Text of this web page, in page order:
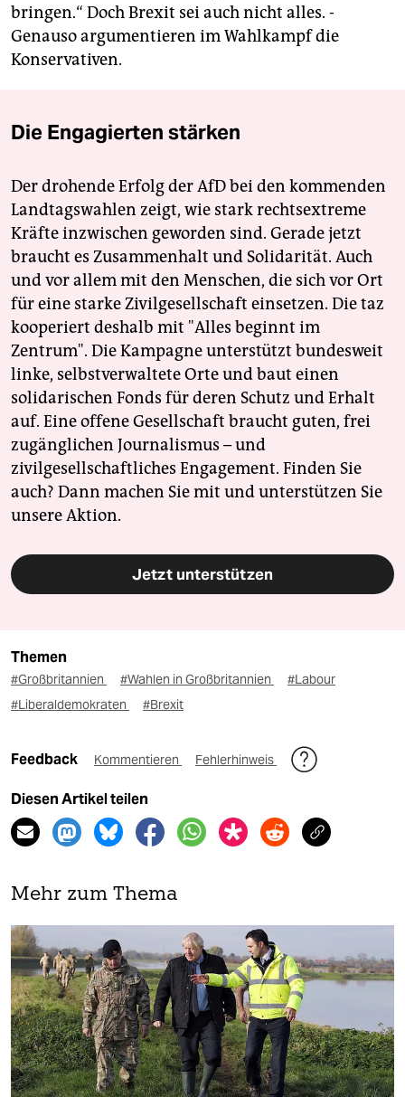
bringen.“ Doch Brexit sei auch nicht ­alles. ­
Genauso argumentieren im Wahlkampf die
Konservativen.
Die Engagierten stärken
Der drohende Erfolg der AfD bei den kommenden
Landtagswahlen zeigt, wie stark rechtsextreme
Kräfte inzwischen geworden sind. Gerade jetzt
braucht es Zusammenhalt und Solidarität. Auch
und vor allem mit den Menschen, die sich vor Ort
für eine starke Zivilgesellschaft einsetzen. Die taz
kooperiert deshalb mit "Alles beginnt im
Zentrum". Die Kampagne unterstützt bundesweit
linke, selbstverwaltete Orte und baut einen
solidarischen Fonds für deren Schutz und Erhalt
auf. Eine offene Gesellschaft braucht guten, frei
zugänglichen Journalismus – und
zivilgesellschaftliches Engagement. Finden Sie
auch? Dann machen Sie mit und unterstützen Sie
unsere Aktion.
Jetzt unterstützen
Themen
#Großbritannien #Wahlen in Großbritannien
#Labour
#Liberaldemokraten
#Brexit
Feedback Kommentieren Fehlerhinweis
Diesen Artikel teilen
Mehr zum Thema